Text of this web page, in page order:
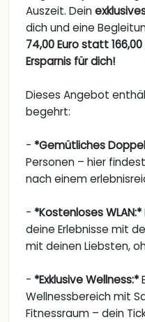
Auszeit. Dein
dich und eine
74,00 Euro statt 166,00
Ersparnis für dich!
Dieses Angebot
begehrt:
- *Gemütliches
Personen – hier
nach einem
- *Kostenloses WLAN:*
deine Erlebnisse mit
mit deinen Liebsten,
- *Exklusive Wellness:*
Wellnessbereich mit
Fitnessraum – dein